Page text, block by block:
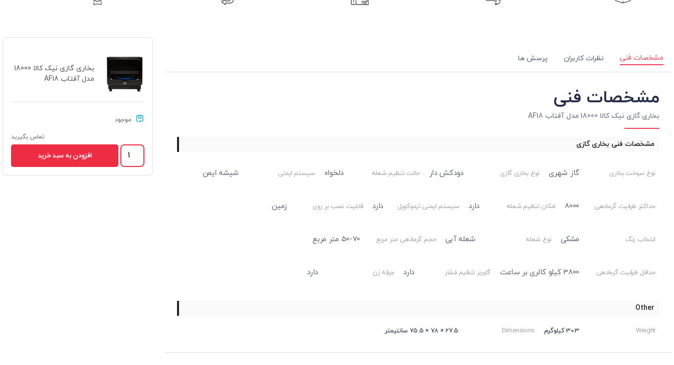
بخاری گازی نیک کالا 18000
مدل آفتاب AF18
موجود
تماس بگیرید
افزودن به سبد خرید
مشخصات فنی نظرات کاربران پرسش ها
مشخصات فنی
بخاری گازی نیک کالا 18000 مدل آفتاب AF18
مشخصات فنی بخاری گازی
نوع سوخت بخاری گاز شهری نوع بخاری گازی دودکش دار حالت تنظیم شعله دلخواه سیستم ایمنی شیشه ایمن
حداکثر ظرفیت گرمادهی 8000 امکان تنظیم شعله دارد سیستم ایمنی ترموکوپل دارد قابلیت نصب بر روی زمین
انتخاب رنگ مشکی نوع شعله شعله آبی حجم گرمادهی متر مربع 50-70 متر مربع
حداقل ظرفیت گرمادهی 3800 کیلو کالری بر ساعت گاورنر تنظیم فشار دارد جرقه زن دارد
Other
Weight 30.3 کیلوگرم Dimensions 27.5 × 78 × 75.5 سانتیمتر